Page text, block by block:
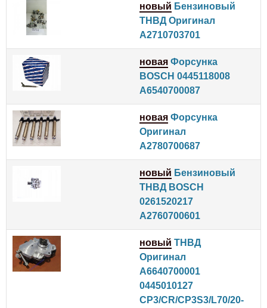
новый Бензиновый
ТНВД Оригинал
A2710703701
новая Форсунка
BOSCH 0445118008
A6540700087
новая Форсунка
Оригинал
A2780700687
новый Бензиновый
ТНВД BOSCH
0261520217
A2760700601
новый ТНВД
Оригинал
A6640700001
0445010127
CP3/CR/CP3S3/L70/20-